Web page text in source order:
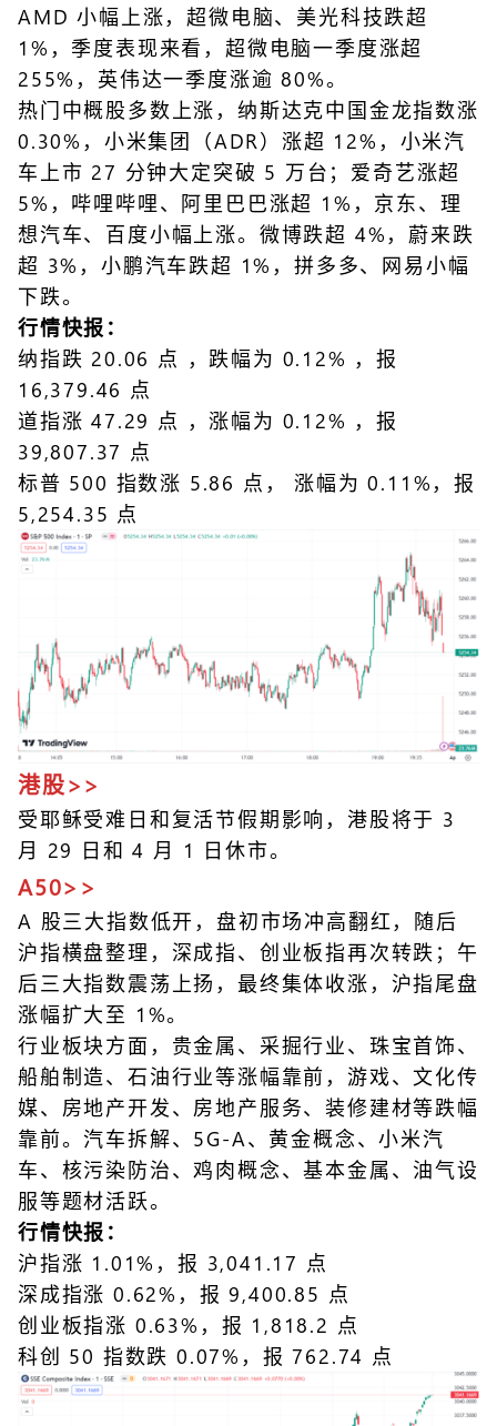
AMD 小幅上涨，超微电脑、美光科技跌超
1%，季度表现来看，超微电脑一季度涨超
255%，英伟达一季度涨逾 80%。
热门中概股多数上涨，纳斯达克中国金龙指数涨
0.30%，小米集团（ADR）涨超 12%，小米汽
车上市 27 分钟大定突破 5 万台；爱奇艺涨超
5%，哔哩哔哩、阿里巴巴涨超 1%，京东、理
想汽车、百度小幅上涨。微博跌超 4%，蔚来跌
超 3%，小鹏汽车跌超 1%，拼多多、网易小幅
下跌。
行情快报：
纳指跌 20.06 点 ，跌幅为 0.12% ，报
16,379.46 点
道指涨 47.29 点 ，涨幅为 0.12% ，报
39,807.37 点
标普 500 指数涨 5.86 点， 涨幅为 0.11%，报
5,254.35 点
港股>>
受耶稣受难日和复活节假期影响，港股将于 3
月 29 日和 4 月 1 日休市。
A50>>
A 股三大指数低开，盘初市场冲高翻红，随后
沪指横盘整理，深成指、创业板指再次转跌；午
后三大指数震荡上扬，最终集体收涨，沪指尾盘
涨幅扩大至 1%。
行业板块方面，贵金属、采掘行业、珠宝首饰、
船舶制造、石油行业等涨幅靠前，游戏、文化传
媒、房地产开发、房地产服务、装修建材等跌幅
靠前。汽车拆解、5G-A、黄金概念、小米汽
车、核污染防治、鸡肉概念、基本金属、油气设
服等题材活跃。
行情快报：
沪指涨 1.01%，报 3,041.17 点
深成指涨 0.62%，报 9,400.85 点
创业板指涨 0.63%，报 1,818.2 点
科创 50 指数跌 0.07%，报 762.74 点